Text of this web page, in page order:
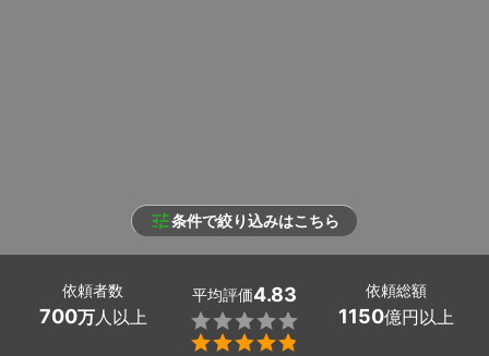
条件で絞り込みはこちら
依頼者数
700万人以上
平均評価4.83


依頼総額
1150億円以上